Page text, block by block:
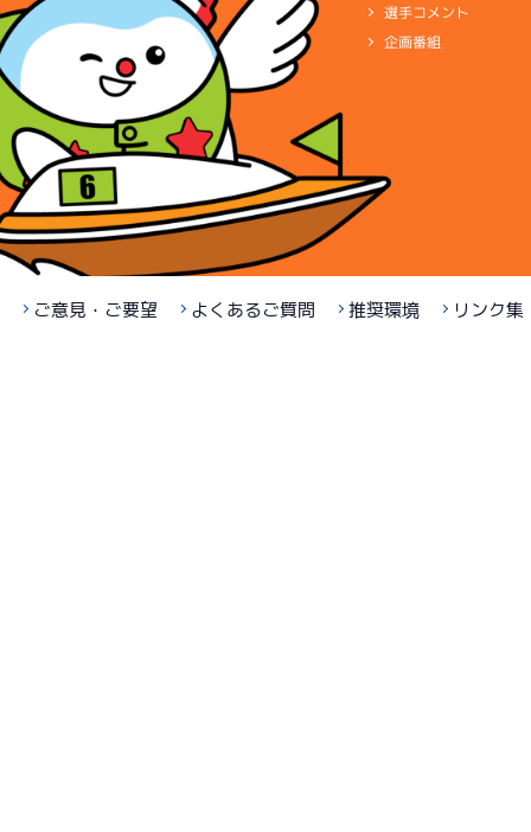
選手コメント
企画番組
ご意見・ご要望 よくあるご質問 推奨環境 リンク集